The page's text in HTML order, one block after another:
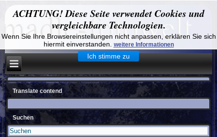
ACHTUNG! Diese Seite verwendet Cookies und
vergleichbare Technologien.
Wenn Sie Ihre Browsereinstellungen nicht anpassen, erklären Sie sich
hiermit einverstanden.
weitere Informationen
Ich stimme zu
Translate contend
Suchen